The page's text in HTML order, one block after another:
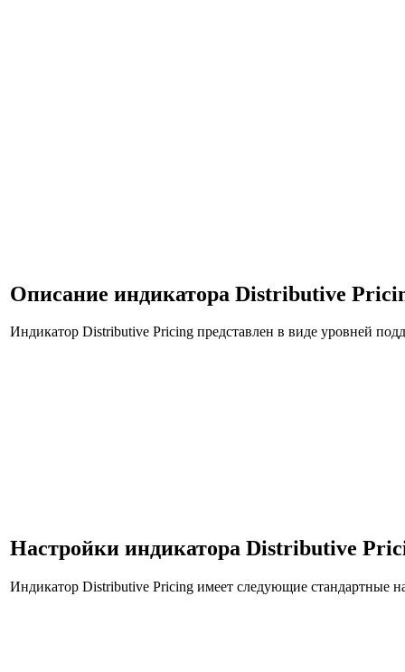
Описание индикатора Distributive
Индикатор Distributive Pricing представлен в виде уровней
Настройки индикатора Distributive
Индикатор Distributive Pricing имеет следующие стандартные